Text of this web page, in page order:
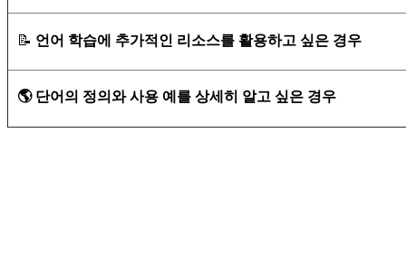
📝 언어 학습에 추가적인 리소스를 활용하고 싶은 경우
🌎 단어의 정의와 사용 예를 상세히 알고 싶은 경우